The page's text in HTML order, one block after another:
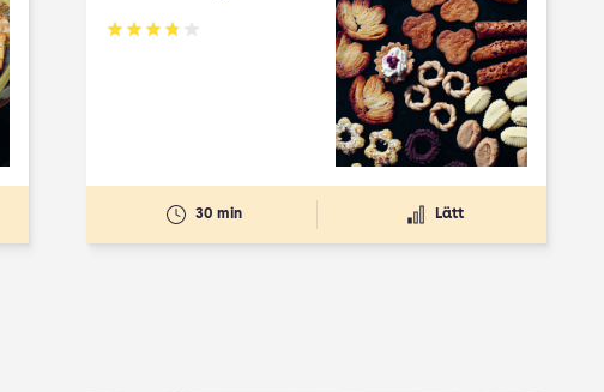
Betyg: 3.78 av 5
30 min Lätt